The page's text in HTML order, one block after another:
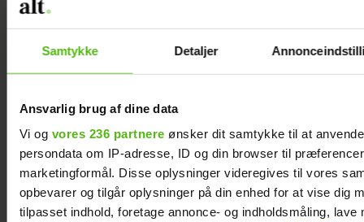
Samtykke Detaljer
Ansvarlig brug af dine data
Vi og vores 236 partnere ønsker dit samtykke til at
persondata om IP-adresse, ID og din browser til
marketingformål. Disse oplysninger videregives til vores
opbevarer og tilgår oplysninger på din enhed for at vise dig
tilpasset indhold, foretage annonce- og indholdsmåling, lave
Maria Montell
Mascha og Troels